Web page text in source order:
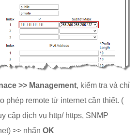
>> Management, kiểm tra và chỉ
phép remote từ internet cần thiết. (
cập dịch vụ http/ https, SNMP
>> nhấn OK